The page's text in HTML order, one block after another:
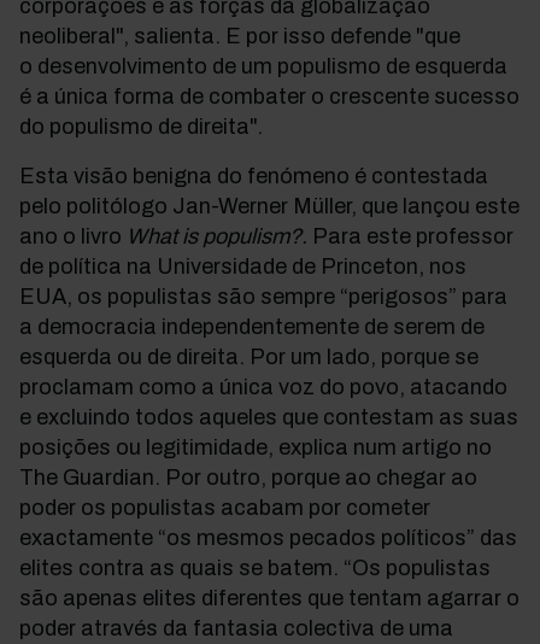
corporações e as forças da globalização
neoliberal", salienta. E por isso defende "que
o desenvolvimento de um populismo de esquerda
é a única forma de combater o crescente sucesso
do populismo de direita".
Esta visão benigna do fenómeno é contestada
pelo politólogo Jan-Werner Müller, que lançou este
ano o livro What is populism?. Para este professor
de política na Universidade de Princeton, nos
EUA, os populistas são sempre “perigosos” para
a democracia independentemente de serem de
esquerda ou de direita. Por um lado, porque se
proclamam como a única voz do povo, atacando
e excluindo todos aqueles que contestam as suas
posições ou legitimidade, explica num artigo no
The Guardian. Por outro, porque ao chegar ao
poder os populistas acabam por cometer
exactamente “os mesmos pecados políticos” das
elites contra as quais se batem. “Os populistas
são apenas elites diferentes que tentam agarrar o
poder através da fantasia colectiva de uma